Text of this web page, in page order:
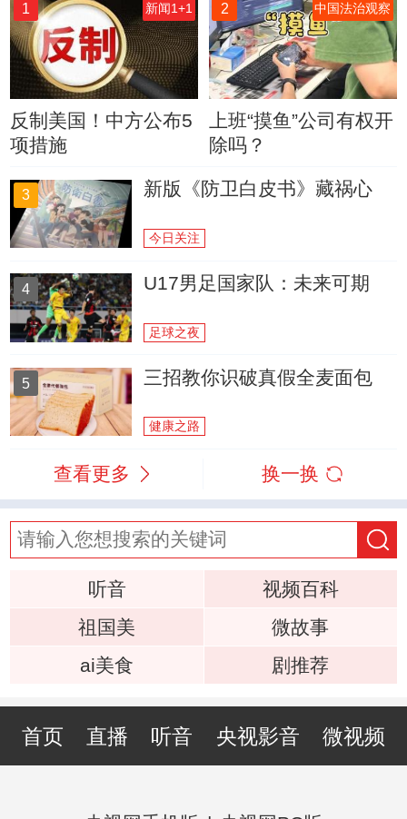
1 新闻1+1
反制美国！中方公布5
项措施
2 中国法治观察
上班“摸鱼”公司有权开
除吗？
3 新版《防卫白皮书》藏祸心
今日关注
4 U17男足国家队：未来可期
足球之夜
5 三招教你识破真假全麦面包
健康之路
查看更多 换一换
听音
视频百科
祖国美
微故事
ai美食
剧推荐
首页 直播 听音 央视影音 微视频